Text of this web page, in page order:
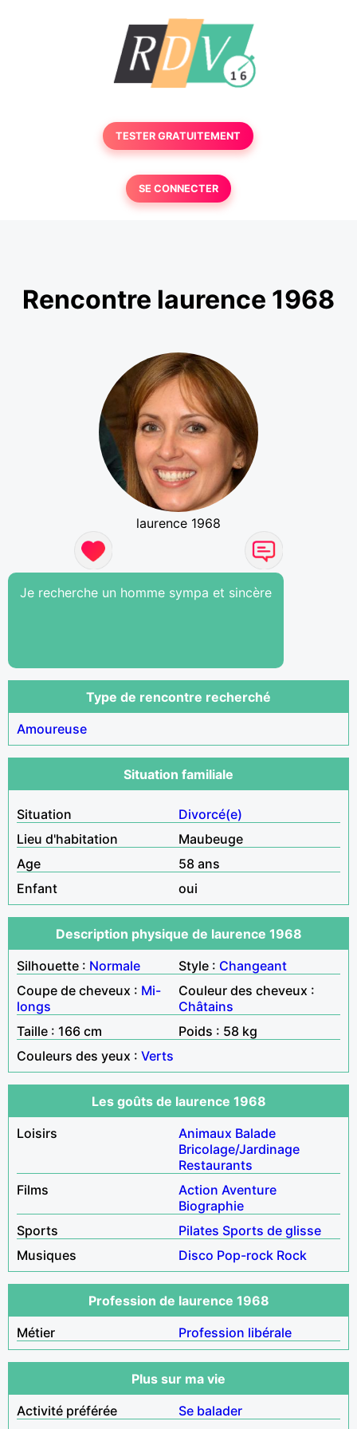
TESTER GRATUITEMENT
SE CONNECTER
Rencontre laurence 1968
laurence 1968
Je recherche un homme sympa et sincère
Type de rencontre recherché
Amoureuse
Situation familiale
Situation
Divorcé(e)
Lieu d'habitation
Maubeuge
Age
58 ans
Enfant
oui
Description physique de laurence 1968
Silhouette : Normale Style : Changeant
Coupe de cheveux : Mi-
longs
Couleur des cheveux :
Châtains
Taille : 166 cm
Poids : 58 kg
Couleurs des yeux : Verts
Les goûts de laurence 1968
Loisirs
Animaux Balade
Bricolage/Jardinage
Restaurants
Films
Action Aventure
Biographie
Sports
Pilates Sports de glisse
Musiques
Disco Pop-rock Rock
Profession de laurence 1968
Métier
Profession libérale
Plus sur ma vie
Activité préférée
Se balader